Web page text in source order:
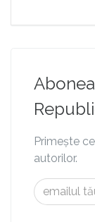
Primește
autorilor.